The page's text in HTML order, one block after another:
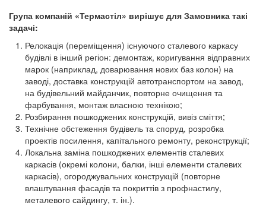
Група компаній «Термастіл» вирішує для Замовника такі
задачі:
Релокація (переміщення) існуючого сталевого каркасу
будівлі в інший регіон: демонтаж, коригування відправних
марок (наприклад, доварювання нових баз колон) на
заводі, доставка конструкцій автотранспортом на завод,
на будівельний майданчик, повторне очищення та
фарбування, монтаж власною технікою;
Розбирання пошкоджених конструкцій, вивіз сміття;
Технічне обстеження будівель та споруд, розробка
проектів посилення, капітального ремонту, реконструкції;
Локальна заміна пошкоджених елементів сталевих
каркасів (окремі колони, балки, інші елементи сталевих
каркасів), огороджувальних конструкцій (повторне
влаштування фасадів та покриттів з профнастилу,
металевого сайдингу, т. ін.).